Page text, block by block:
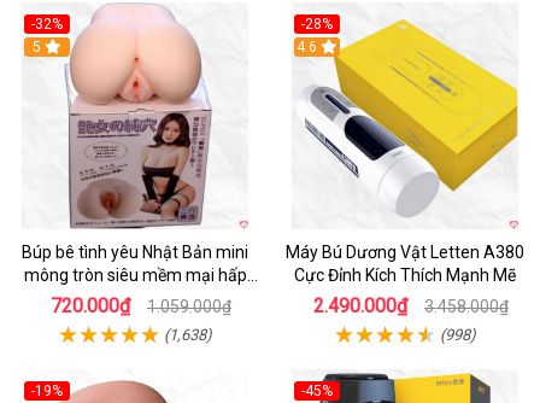
-32%
Hot
5
Búp bê tình yêu Nhật Bản mini
mông tròn siêu mềm mại hấp
dẫn
720.000₫ 1.059.000₫
(1,638)
-28%
Hot
4.6
Máy Bú Dương Vật Letten A380
Cực Đỉnh Kích Thích Mạnh Mẽ
2.490.000₫ 3.458.000₫
(998)
-19%
-45%